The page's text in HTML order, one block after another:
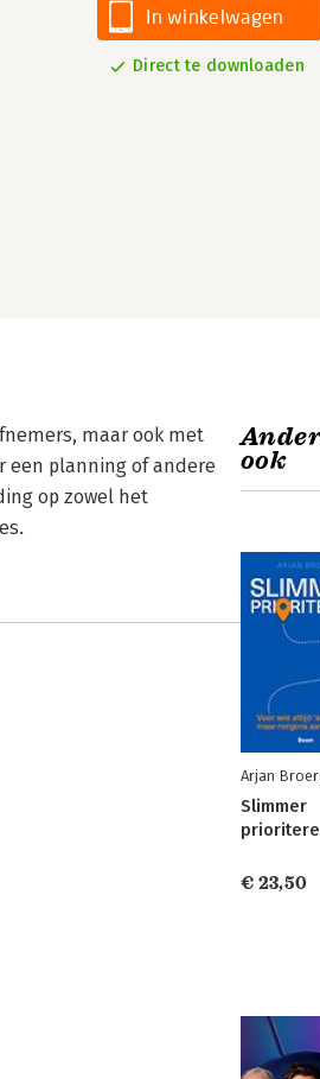
In winkelwagen
Direct te downloaden
maar ook met
een planning of andere
op zowel het
ook
Arjan
Slimmer
€ 23,50